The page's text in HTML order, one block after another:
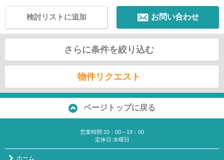
お問い合わせ
検討リストに追加
さらに条件を絞り込む
物件リクエスト
ページトップに戻る
営業時間:10：00～19：00
定休日:水曜日
ホーム